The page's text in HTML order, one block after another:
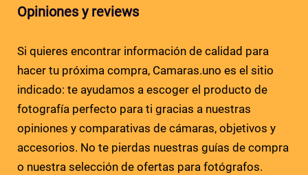
Opiniones y reviews
Si quieres encontrar información de calidad para
hacer tu próxima compra, Camaras.uno es el sitio
indicado: te ayudamos a escoger el producto de
fotografía perfecto para ti gracias a nuestras
opiniones y comparativas de cámaras, objetivos y
accesorios. No te pierdas nuestras guías de compra
o nuestra selección de ofertas para fotógrafos.